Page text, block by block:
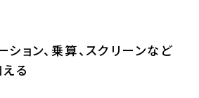
ョン、乗算、スクリーンなど
る